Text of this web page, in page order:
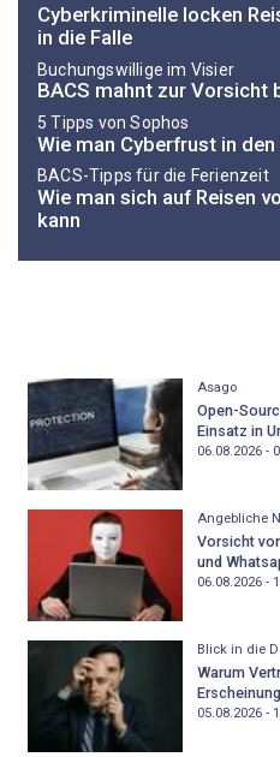
Cyberkriminelle locken
in die Falle
Buchungswillige im Visier
BACS mahnt zur Vorsicht
5 Tipps von Sophos
Wie man Cyberfrust in
BACS-Tipps für die Ferienzeit
Wie man sich auf Reisen
kann
Asago
Open-
Einsatz in
06.08.2026 -
Angebliche
Vorsicht
und
06.08.2026 -
Blick in die
Warum
05.08.2026 -